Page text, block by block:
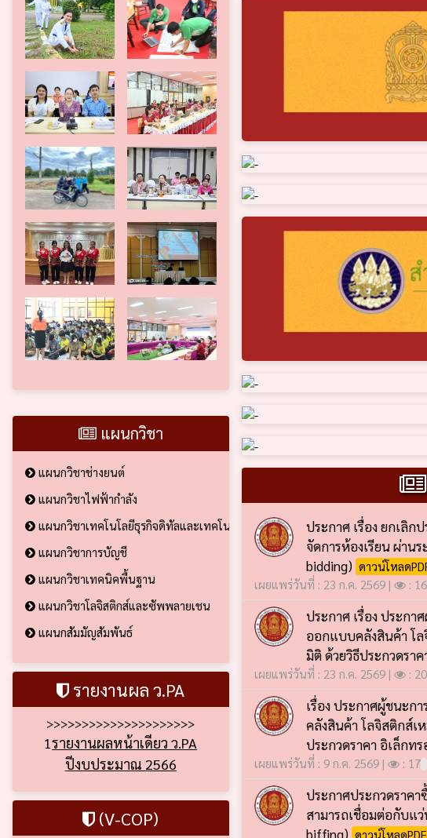
แผนกวิชา
แผนกวิชาช่างยนต์
แผนกวิชาไฟฟ้ากำลัง
แผนกวิชาเทคโนโลยีธุรกิจดิทัลและเทคโนโลยีสารสนเทศ
แผนกวิชาการบัญชี
แผนกวิชาเทคนิคพื้นฐาน
แผนกวิชาโลจิสติกส์และซัพพลายเชน
แผนกสัมมัญสัมพันธ์
รายงานผล ว.PA
>>>>>>>>>>>>>>>>>>>>>
1รายงานผลหน้าเดียว ว.PA
ปีงบประมาณ 2566
(V-COP)
ประกาศ เรื่อง ยกเลิ
จัดการห้องเรียน ผ่าน
bidding) ดาวน์โหลด
เผยแพร่วันที่ : 23 ก.ค. 2569 |
: 16
ประกาศ เรื่อง ประกา
ออกแบบคลังสินค้า โล
มิติ ด้วยวิธีประกวดรา
เผยแพร่วันที่ : 23 ก.ค. 2569 |
: 20
เรื่อง ประกาศผู้ชนะก
คลังสินค้า โลจิสติกส์เ
ประกวดราคา อิเล็กท
เผยแพร่วันที่ : 9 ก.ค. 2569 |
: 17
ประกาศประกวดราค
สามารถเชื่อมต่อกับแ
biffing) ดาวน์โหลดPDF